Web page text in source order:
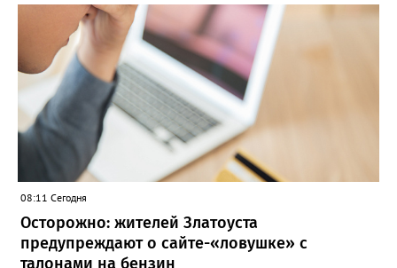
прослушивания участников, мастер-классы от ведущих
наставников, выступления победителей прошлых лет и
приглашённых артистов», - сообщает оргкомитет. Вход на все
фестивальные мероприятия будет свободным. В 2025 году в
фестивале участвовали 26 финалистов из городов
Челябинской, Свердловской, Курганской, Оренбургской
областей, Ханты-Мансийского автономного округа и
Республики Башкортостан. Приглашённой звездой стал
идейный вдохновитель, организатор фестиваля, эстрадный
певец, победитель главного патриотического конкурса страны
«Солдатский конверт», лауреат премии в области культуры и
искусства «Золотая лира», участник телевизионных проектов
на Первом канале, обладатель звания «Голос страны» Алексей
Ковин.
08:11 Сегодня
Осторожно: жителей Златоуста
предупреждают о сайте-«ловушке» с
талонами на бензин